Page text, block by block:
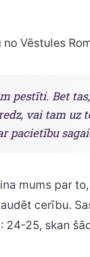
Vēstules
pestīti. Bet
vai tam uz
pacietību
mums par
cerību.
24-25, skan